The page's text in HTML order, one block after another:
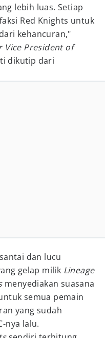
lebih luas. Setiap
Red Knights untuk
kehancuran,"
Vice President of
dikutip dari
dan lucu
gelap milik Lineage
menyediakan suasana
semua pemain
yang sudah
nya lalu.